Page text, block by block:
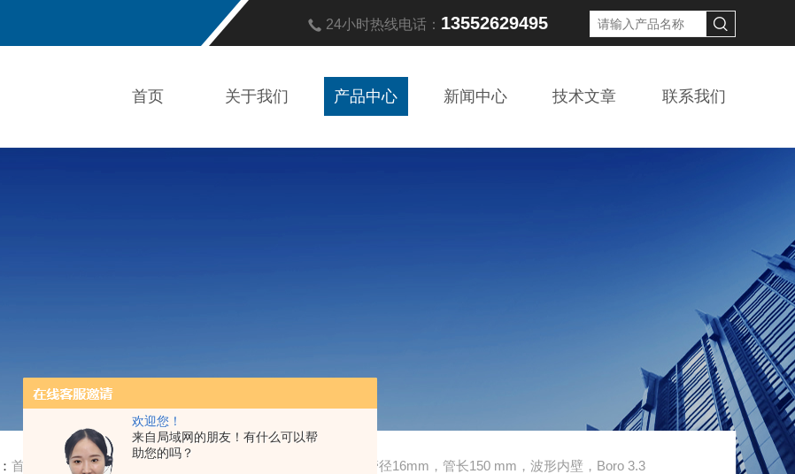
欢迎您！
来自局域网的朋友！有什么可以帮
助您的吗？
24小时热线电话： 13552629495
首页 关于我们 产品中心 新闻中心 技术文章 联系我们
首页 产品中心/ / 漏斗，外径150mm，管径16mm，管长150 mm，波形内壁，Boro 3.3